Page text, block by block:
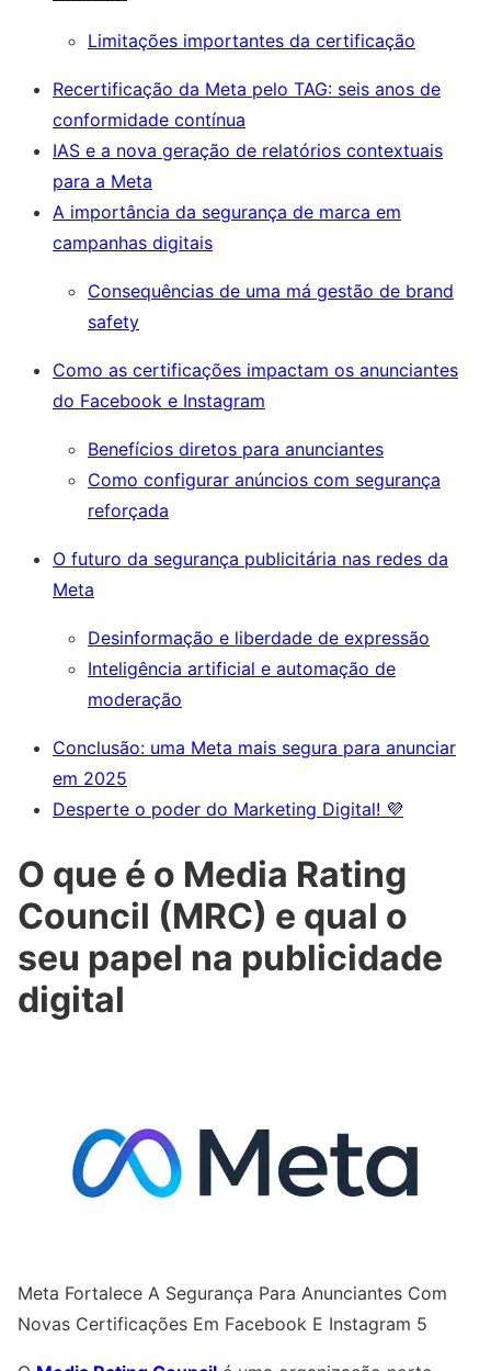
Limitações importantes da certificação
Recertificação da Meta pelo TAG: seis anos de
conformidade contínua
IAS e a nova geração de relatórios contextuais
para a Meta
A importância da segurança de marca em
campanhas digitais
Consequências de uma má gestão de brand
safety
Como as certificações impactam os anunciantes
do Facebook e Instagram
Benefícios diretos para anunciantes
Como configurar anúncios com segurança
reforçada
O futuro da segurança publicitária nas redes da
Meta
Desinformação e liberdade de expressão
Inteligência artificial e automação de
moderação
Conclusão: uma Meta mais segura para anunciar
em 2025
Desperte o poder do Marketing Digital! 💜
O que é o Media Rating
Council (MRC) e qual o
seu papel na publicidade
digital
Meta Fortalece A Segurança Para Anunciantes Com
Novas Certificações Em Facebook E Instagram 5